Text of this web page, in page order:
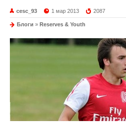
cesc_93 1 мар 2013 2087
Блоги » Reserves & Youth